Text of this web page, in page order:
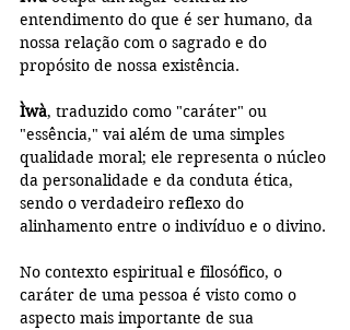
entendimento do que é ser humano, da
nossa relação com o sagrado e do
propósito de nossa existência.
Ìwà, traduzido como "caráter" ou
"essência," vai além de uma simples
qualidade moral; ele representa o núcleo
da personalidade e da conduta ética,
sendo o verdadeiro reflexo do
alinhamento entre o indivíduo e o divino.
No contexto espiritual e filosófico, o
caráter de uma pessoa é visto como o
aspecto mais importante de sua